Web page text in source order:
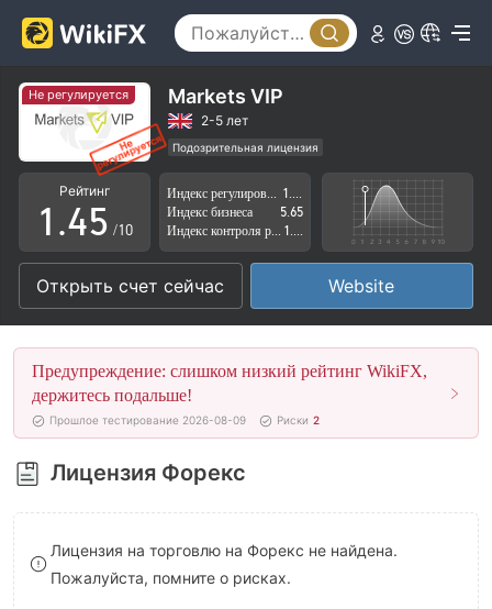
Не регулируется Markets VIP
2-5 лет
Подозрительная лицензия
Регион деятельности подозрителен
Высокие потенциальные риски
Рейтинг
0
1
2
3
4
5
6
7
8
9
.
0
1
2
3
4
5
6
7
8
9
1
2
3
4
5
6
7
8
9
/10
Индекс бизнеса
5.65
Открыть счет сейчас Website
Предупреждение: слишком низкий рейтинг WikiFX,
держитесь подальше!
Прошлое тестирование 2026-08-09 Риски 2
Лицензия Форекс
Лицензия на торговлю на Форекс не найдена.
Пожалуйста, помните о рисках.